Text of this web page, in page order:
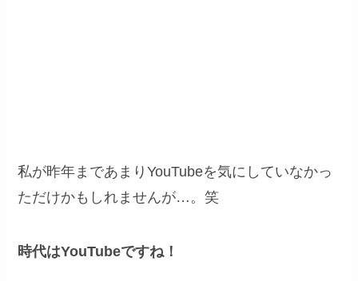
私が昨年まであまりYouTubeを気にしていなかっ
ただけかもしれませんが…。笑
時代はYouTubeですね！